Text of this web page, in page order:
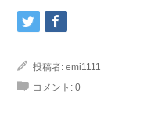
投稿者: emi1111
コメント: 0